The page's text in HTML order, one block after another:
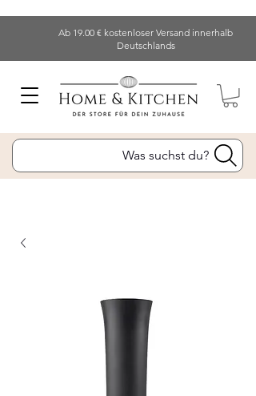
Ab 19.00 € kostenloser Versand innerhalb
Deutschlands
Was suchst du?